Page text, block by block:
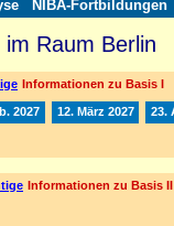
NIBA-Fortbildungen
Raum Berlin
Informationen zu Basis I
2027 12. März 2027 23.
Informationen zu Basis II